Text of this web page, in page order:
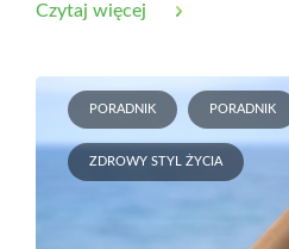
Czytaj więcej
PORADNIK PORADNIK
ZDROWY STYL ŻYCIA